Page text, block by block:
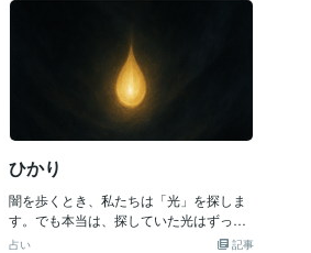
ひかり
闇を歩くとき、私たちは「光」を探しま
す。でも本当は、探していた光はずっと
胸の中にありました。思い出すこと、そ
記事
占い